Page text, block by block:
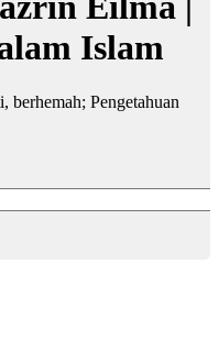
Islam
berhemah; Pengetahuan